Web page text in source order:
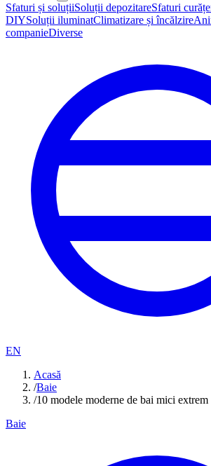
Sfaturi și soluțiiSoluții depozitareSfaturi
DIYSoluții iluminatClimatizare și încălzire
companieDiverse
EN
Acasă
/Baie
/10 modele moderne de bai mici extrem
Baie